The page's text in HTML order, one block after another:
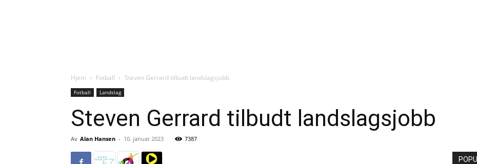
Hjem Fotball Steven Gerrard tilbudt landslagsjobb
Fotball Landslag
Steven Gerrard tilbudt landslagsjobb
Av Alan Hansen - 10. januar 2023 7387